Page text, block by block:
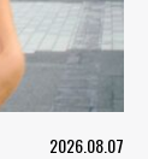
2026.08.07